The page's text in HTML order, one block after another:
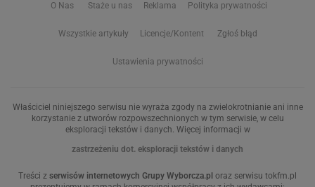
O Nas Staże u nas Reklama Polityka prywatności
Wszystkie artykuły Licencje/Kontent Zgłoś błąd
Ustawienia prywatności
Właściciel niniejszego serwisu nie wyraża zgody na zwielokrotnianie ani inne
korzystanie z utworów rozpowszechnionych w tym serwisie, w celu
eksploracji tekstów i danych. Więcej informacji w
zastrzeżeniu dot. eksploracji tekstów i danych
Treści z serwisów internetowych Grupy Wyborcza.pl oraz serwisu tokfm.pl